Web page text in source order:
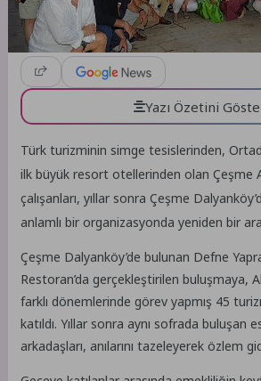
Yazı Özetini
Türk turizminin simge tesislerinden,
ilk büyük resort otellerinden olan Çeşme
çalışanları, yıllar sonra Çeşme
anlamlı bir organizasyonda yeniden bir
Çeşme Dalyanköy’de bulunan Defne
Restoran’da gerçekleştirilen buluşmaya,
farklı dönemlerinde görev yapmış 45
katıldı. Yıllar sonra aynı sofrada buluşan
arkadaşları, anılarını tazeleyerek özlem